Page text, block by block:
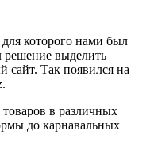
которого нами был
решение выделить
сайт. Так появился на
товаров в различных
до карнавальных